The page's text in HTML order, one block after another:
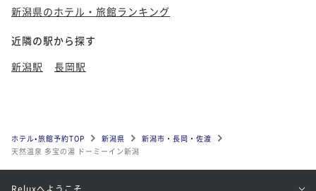
新潟県のホテル・旅館ランキング
近隣の駅から探す
新潟駅
長岡駅
ホテル•旅館予約TOP 新潟県
新潟市・長岡・佐渡
天然温泉 多宝の湯 ドーミーイン新潟
Reluxへようこそ